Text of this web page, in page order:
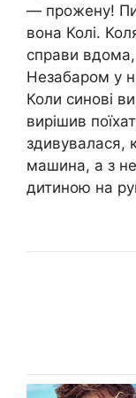
— прожену!
вона Колі.
справи
Незабаром у
Коли синові
вирішив
здивувалася,
машина, а з
дитиною на